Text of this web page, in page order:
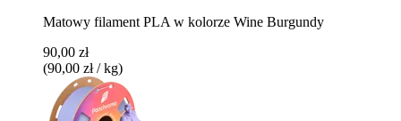
Matowy filament PLA w kolorze Wine Burgundy
90,00 zł
(90,00 zł / kg)